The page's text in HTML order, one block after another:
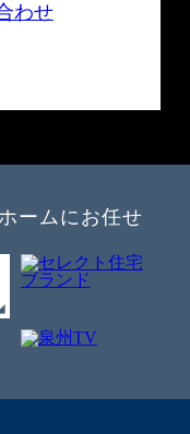
わせ
ームにお任せ